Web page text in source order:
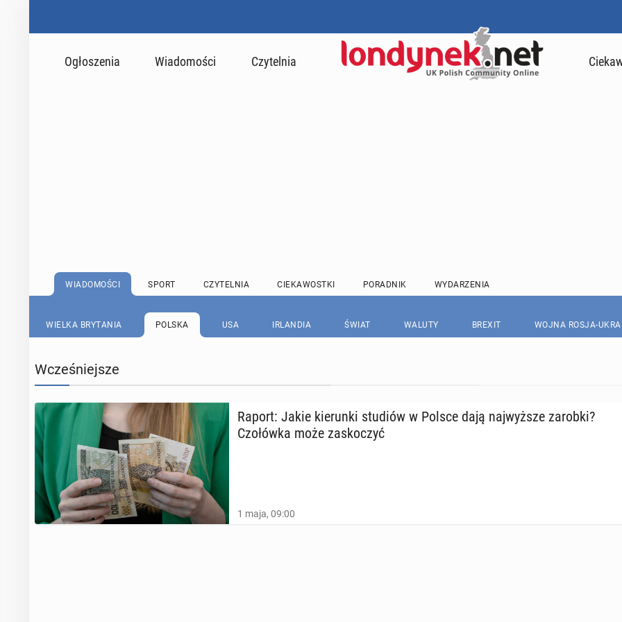
Ogłoszenia Wiadomości Czytelnia
WIADOMOŚCI SPORT CZYTELNIA CIEKAWOSTKI PORADNIK WYDARZENIA
WIELKA BRYTANIA POLSKA USA IRLANDIA ŚWIAT WALUTY BREXIT WOJNA ROSJA-
Wcześniejsze
Raport: Jakie kie­run­ki studiów w Polsce dają naj­wyż­sze zarobki?
Czo­łów­ka może za­sko­czyć
1 maja, 09:00